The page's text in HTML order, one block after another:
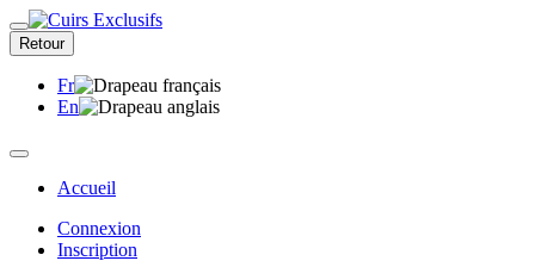
Retour
Fr
En
Accueil
Connexion
Inscription